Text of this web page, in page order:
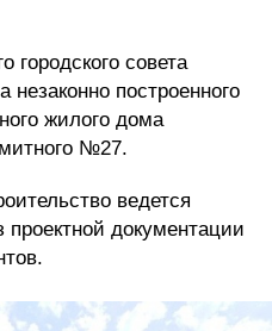
городского совета
незаконно построенного
жилого дома
№27.
ведется
документации